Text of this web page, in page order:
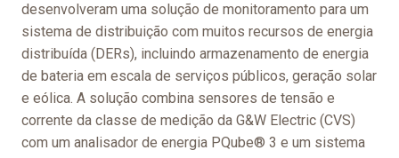
desenvolveram uma solução de monitoramento para um
sistema de distribuição com muitos recursos de energia
distribuída (DERs), incluindo armazenamento de energia
de bateria em escala de serviços públicos, geração solar
e eólica. A solução combina sensores de tensão e
corrente da classe de medição da G&W Electric (CVS)
com um analisador de energia PQube® 3 e um sistema